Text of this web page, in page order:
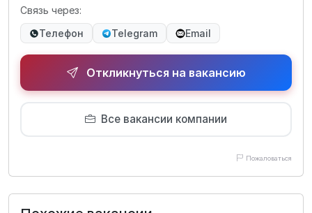
Связь через:
Телефон
Telegram Email
Откликнуться на вакансию
Все вакансии компании
Пожаловаться